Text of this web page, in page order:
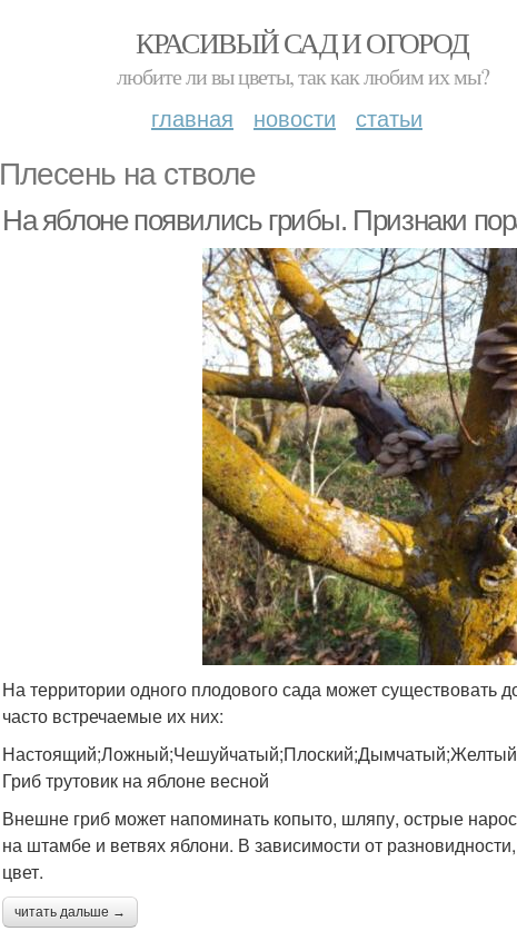
КРАСИВЫЙ САД И ОГОРОД
любите ли вы цветы, так как любим их мы?
главная новости статьи
Плесень на стволе
На яблоне появились грибы. Признаки
На территории одного плодового сада может существовать
часто встречаемые их них:
Гриб трутовик на яблоне весной
Внешне гриб может напоминать копыто, шляпу, острые
на штамбе и ветвях яблони. В зависимости от
цвет.
читать дальше →